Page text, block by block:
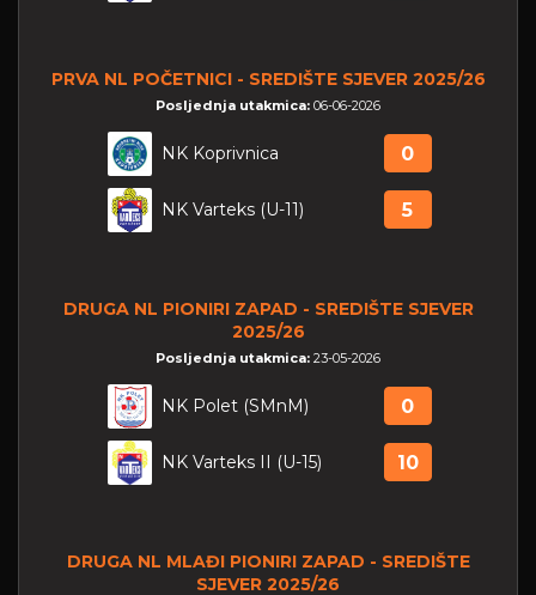
PRVA NL POČETNICI - SREDIŠTE SJEVER 2025/26
Posljednja utakmica: 06-06-2026
NK Koprivnica 0
NK Varteks (U-11) 5
DRUGA NL PIONIRI ZAPAD - SREDIŠTE SJEVER
2025/26
Posljednja utakmica: 23-05-2026
NK Polet (SMnM) 0
NK Varteks II (U-15) 10
DRUGA NL MLAĐI PIONIRI ZAPAD - SREDIŠTE
SJEVER 2025/26